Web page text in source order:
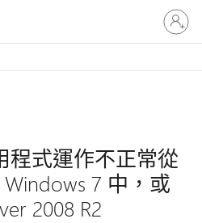
登
入
您
程式運作不正常從
7 中，或
2008 R2